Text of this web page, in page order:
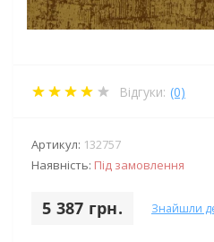
Відгуки: (0)
Артикул: 132757
Наявність: Під замовлення
5 387 грн. Знайшли